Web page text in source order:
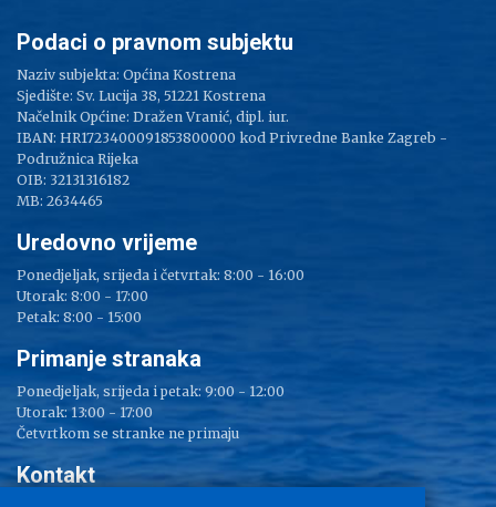
Podaci o pravnom subjektu
Naziv subjekta: Općina Kostrena
Sjedište: Sv. Lucija 38, 51221 Kostrena
Načelnik Općine: Dražen Vranić, dipl. iur.
IBAN: HR1723400091853800000 kod Privredne Banke Zagreb -
Podružnica Rijeka
OIB: 32131316182
MB: 2634465
Uredovno vrijeme
Ponedjeljak, srijeda i četvrtak: 8:00 - 16:00
Utorak: 8:00 - 17:00
Petak: 8:00 - 15:00
Primanje stranaka
Ponedjeljak, srijeda i petak: 9:00 - 12:00
Utorak: 13:00 - 17:00
Četvrtkom se stranke ne primaju
Kontakt